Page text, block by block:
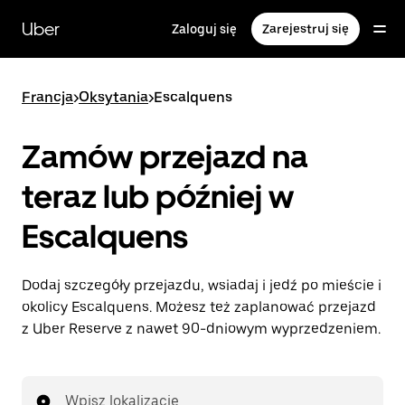
głównej
zawartości
Uber Zaloguj się Zarejestruj się
Francja>Oksytania>Escalquens
Zamów przejazd na
teraz lub później w
Escalquens
Dodaj szczegóły przejazdu, wsiadaj i jedź po mieście i
okolicy Escalquens. Możesz też zaplanować przejazd
z Uber Reserve z nawet 90-dniowym wyprzedzeniem.
Wpisz lokalizację